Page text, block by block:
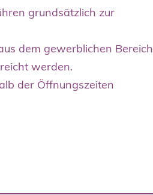
grundsätzlich zur
dem gewerblichen Bereich
werden.
der Öffnungszeiten